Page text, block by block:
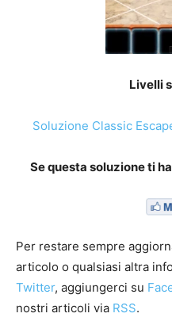
Livelli
Soluzione Classic
Se questa soluzione ti
Per restare sempre
articolo o qualsiasi altra
Twitter, aggiungerci su
nostri articoli via RSS.